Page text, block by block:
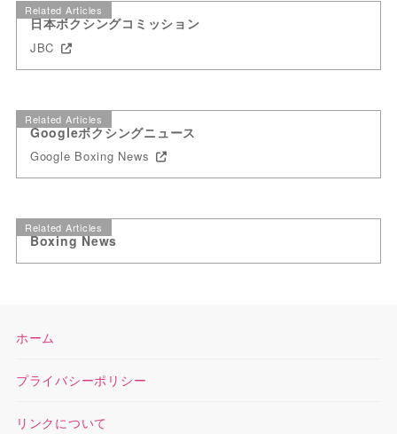
Related Articles
日本ボクシングコミッション
JBC
Related Articles
Googleボクシングニュース
Google Boxing News
Related Articles
Boxing News
ホーム
プライバシーポリシー
リンクについて